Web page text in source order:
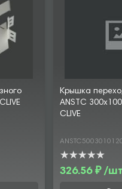
Крышка
ANSTC
CLIVE
326.56 ₽ /шт